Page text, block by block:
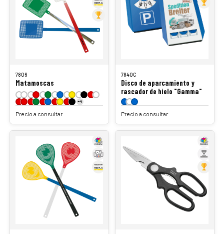
7806
Matamoscas
+4
Precio a consultar
7840C
Disco de aparcamiento y
rascador de hielo "Gamma"
Precio a consultar